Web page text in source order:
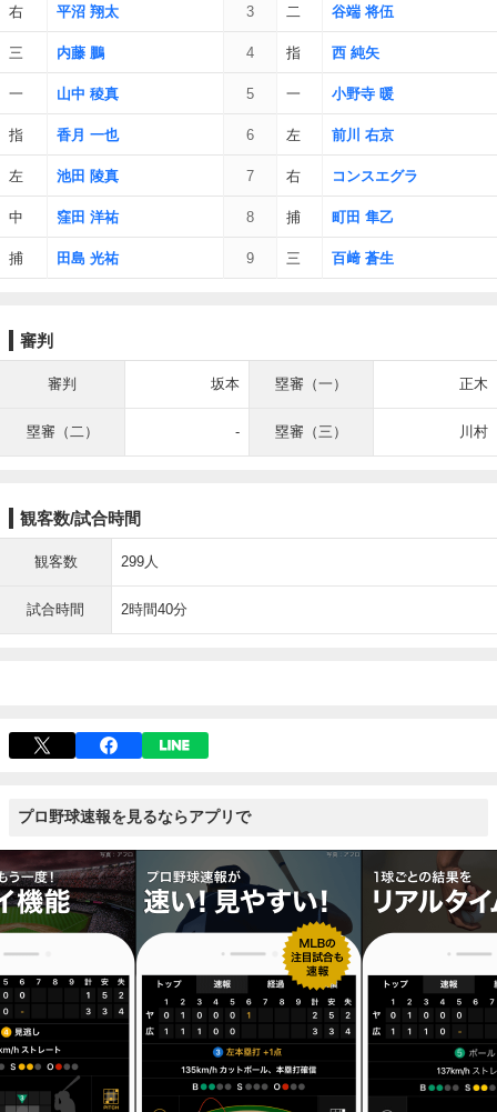
右 平沼 翔太 3 二 谷端 将伍
三 内藤 鵬 4 指 西 純矢
一 山中 稜真 5 一 小野寺 暖
指 香月 一也 6 左 前川 右京
左 池田 陵真 7 右 コンスエグラ
中 窪田 洋祐 8 捕 町田 隼乙
捕 田島 光祐 9 三 百﨑 蒼生
審判
審判 坂本 塁審（一） 正木
塁審（二） - 塁審（三） 川村
観客数/試合時間
観客数 299人
試合時間 2時間40分
プロ野球速報を見るならアプリで